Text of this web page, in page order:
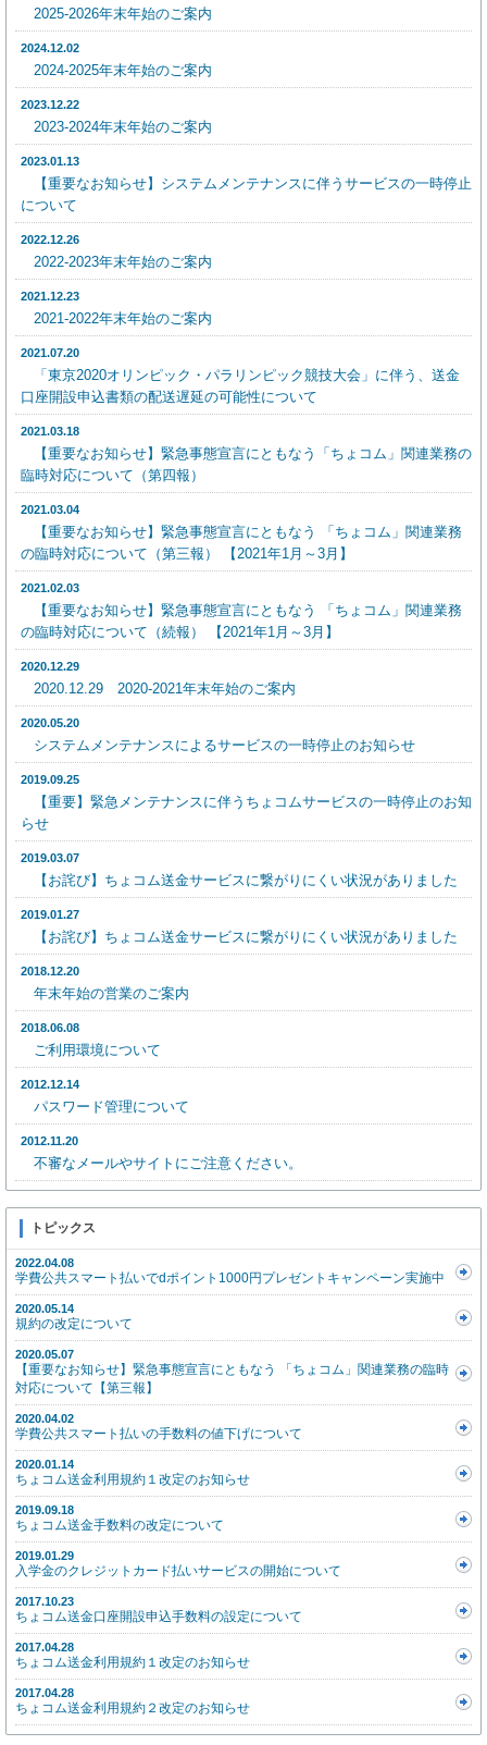
2025-2026年末年始のご案内
2024.12.02
2024-2025年末年始のご案内
2023.12.22
2023-2024年末年始のご案内
2023.01.13
【重要なお知らせ】システムメンテナンスに伴うサービスの一時停止
について
2022.12.26
2022-2023年末年始のご案内
2021.12.23
2021-2022年末年始のご案内
2021.07.20
「東京2020オリンピック・パラリンピック競技大会」に伴う、送金
口座開設申込書類の配送遅延の可能性について
2021.03.18
【重要なお知らせ】緊急事態宣言にともなう「ちょコム」関連業務の
臨時対応について（第四報）
2021.03.04
【重要なお知らせ】緊急事態宣言にともなう 「ちょコム」関連業務
の臨時対応について（第三報） 【2021年1月～3月】
2021.02.03
【重要なお知らせ】緊急事態宣言にともなう 「ちょコム」関連業務
の臨時対応について（続報） 【2021年1月～3月】
2020.12.29
2020.12.29 2020-2021年末年始のご案内
2020.05.20
システムメンテナンスによるサービスの一時停止のお知らせ
2019.09.25
【重要】緊急メンテナンスに伴うちょコムサービスの一時停止のお知
らせ
2019.03.07
【お詫び】ちょコム送金サービスに繋がりにくい状況がありました
2019.01.27
【お詫び】ちょコム送金サービスに繋がりにくい状況がありました
2018.12.20
年末年始の営業のご案内
2018.06.08
ご利用環境について
2012.12.14
パスワード管理について
2012.11.20
不審なメールやサイトにご注意ください。
トピックス
2022.04.08
学費公共スマート払いでdポイント1000円プレゼントキャンペーン実施中
2020.05.14
規約の改定について
2020.05.07
【重要なお知らせ】緊急事態宣言にともなう 「ちょコム」関連業務の臨時
対応について【第三報】
2020.04.02
学費公共スマート払いの手数料の値下げについて
2020.01.14
ちょコム送金利用規約１改定のお知らせ
2019.09.18
ちょコム送金手数料の改定について
2019.01.29
入学金のクレジットカード払いサービスの開始について
2017.10.23
ちょコム送金口座開設申込手数料の設定について
2017.04.28
ちょコム送金利用規約１改定のお知らせ
2017.04.28
ちょコム送金利用規約２改定のお知らせ